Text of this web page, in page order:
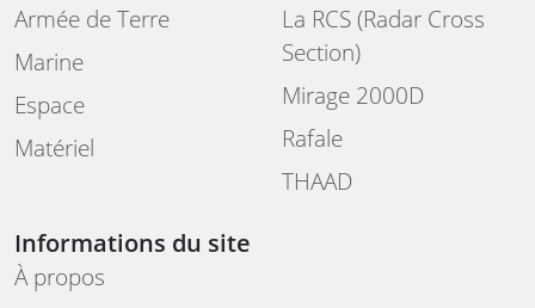
Armée de Terre
Marine
Espace
Matériel
La RCS (Radar Cross
Section)
Mirage 2000D
Rafale
THAAD
Informations du site
À propos